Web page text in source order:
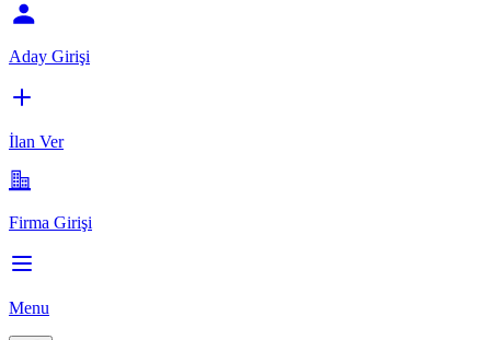
Aday Girişi
İlan Ver
Firma Girişi
Menu